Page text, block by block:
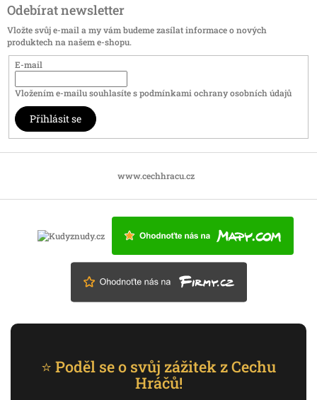
Odebírat newsletter
Vložte svůj e-mail a my vám budeme zasílat informace o nových
produktech na našem e-shopu.
E-mail
Vložením e-mailu souhlasíte spodmínkami ochrany osobních údajů
Přihlásit se
www.cechhracu.cz
⭐ Poděl se o svůj zážitek z Cechu
Hráčů!